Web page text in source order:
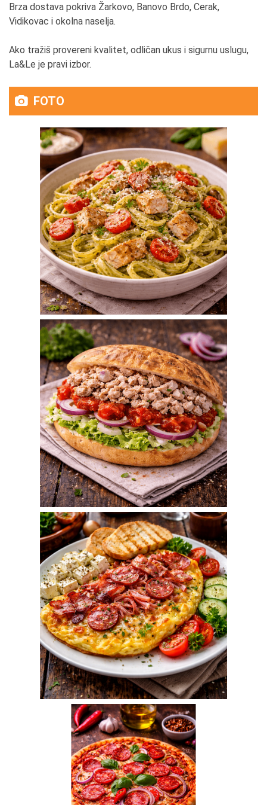
Brza dostava pokriva Žarkovo, Banovo Brdo, Cerak,
Vidikovac i okolna naselja.
Ako tražiš provereni kvalitet, odličan ukus i sigurnu uslugu,
La&Le je pravi izbor.
FOTO